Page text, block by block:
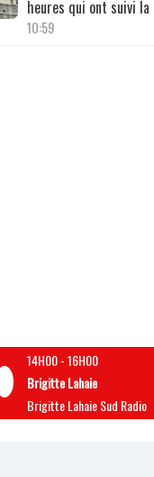
heures qui ont suivi
10:59
14H00-16H00
Brigitte Lahaie
Brigitte Lahaie Sud Radio